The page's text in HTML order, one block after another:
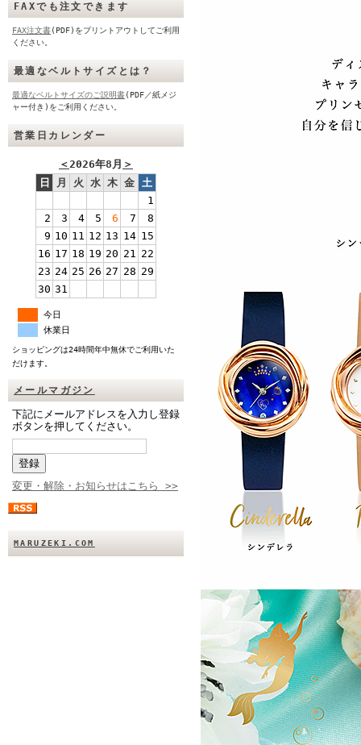
FAXでも注文できます
FAX注文書(PDF)をプリントアウトしてご利用
ください。
最適なベルトサイズとは？
最適なベルトサイズのご説明書(PDF／紙メジ
ャー付き)をご利用ください。
営業日カレンダー
＜2026年8月 ＞
日
月 火 水 木 金 土
1
2
3 4 5 6 7
8
9 10 11 12 13 14 15
16 17 18 19 20 21 22
23 24 25 26 27 28 29
30 31
今日
休業日
ショッピングは24時間年中無休でご利用いた
だけます。
メールマガジン
下記にメールアドレスを入力し登録
ボタンを押してください。
変更・解除・お知らせはこちら >>
MARUZEKI.COM